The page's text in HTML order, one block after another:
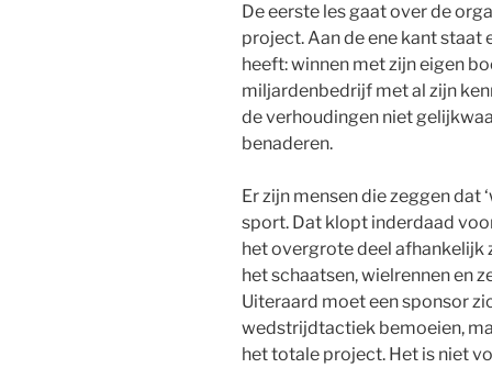
De eerste les gaat over de
project. Aan de ene kant
heeft: winnen met zijn eigen
miljardenbedrijf met al zijn
de verhoudingen niet
benaderen.
Er zijn mensen die zeggen dat
sport. Dat klopt inderdaad
het overgrote deel afhankelijk
het schaatsen, wielrennen en
Uiteraard moet een sponsor
wedstrijdtactiek bemoeien,
het totale project. Het is niet